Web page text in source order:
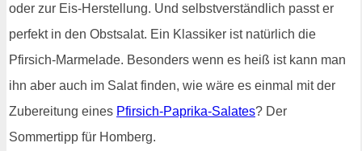
oder zur Eis-Herstellung. Und selbstverständlich passt er
perfekt in den Obstsalat. Ein Klassiker ist natürlich die
Pfirsich-Marmelade. Besonders wenn es heiß ist kann man
ihn aber auch im Salat finden, wie wäre es einmal mit der
Zubereitung eines Pfirsich-Paprika-Salates? Der
Sommertipp für Homberg.